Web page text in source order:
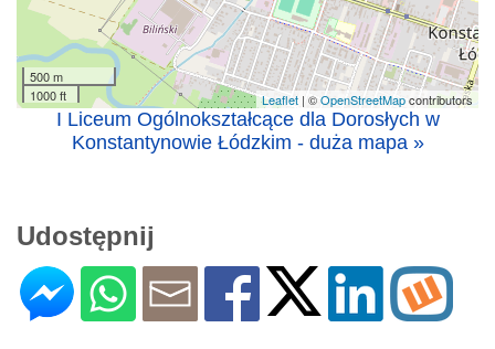
500 m
1000 ft
Leaflet | ©OpenStreetMapcontributors
I Liceum Ogólnokształcące dla Dorosłych w
Konstantynowie Łódzkim - duża mapa »
Udostępnij